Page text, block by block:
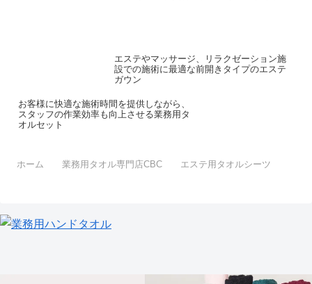
エステやマッサージ、リラクゼーション施
設での施術に最適な前開きタイプのエステ
ガウン
お客様に快適な施術時間を提供しながら、
スタッフの作業効率も向上させる業務用タ
オルセット
ホーム 業務用タオル専門店CBC エステ用タオルシーツ